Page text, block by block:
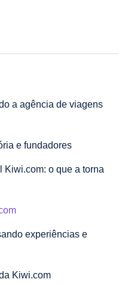
a agência de viagens
e fundadores
Kiwi.com: o que a torna
experiências e
Kiwi.com